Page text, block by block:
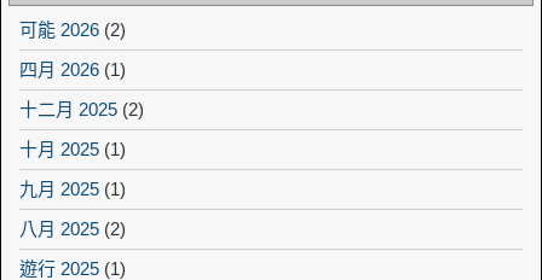
可能 2026 (2)
四月 2026 (1)
十二月 2025 (2)
十月 2025 (1)
九月 2025 (1)
八月 2025 (2)
遊行 2025 (1)